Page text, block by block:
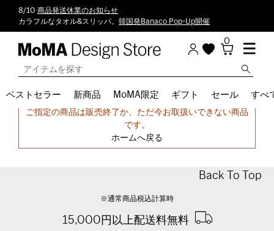
8/10 商品発送休業のお知らせ
カラフルなタオル&スリッパ。 韓国発Banaco Pop-Up開催
0
ベストセラー 新商品 MoMA限定 ギフト セール すべ
申し訳ございません。
ご指定の商品は販売終了か、ただ今お取扱いできない商品
です。
ホームへ戻る
Back To Top
※通常商品税込計算時
15,000円以上配送料無料